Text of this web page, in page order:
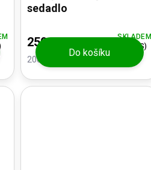
sedadlo
206,61 Kč bez DPH
250 Kč
SKLADEM
(>5 KS)
Do košíku